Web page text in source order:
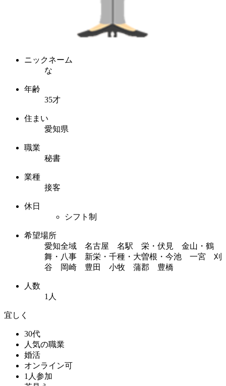
ニックネーム
な
年齢
35才
住まい
愛知県
職業
秘書
業種
接客
休日
シフト制
希望場所
愛知全域 名古屋 名駅 栄・伏見 金山・鶴
舞・八事 新栄・千種・大曽根・今池 一宮 刈
谷 岡崎 豊田 小牧 蒲郡 豊橋
人数
1人
宜しく
30代
人気の職業
婚活
オンライン可
1人参加